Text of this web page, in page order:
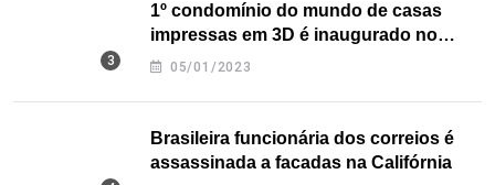
1º condomínio do mundo de casas
impressas em 3D é inaugurado no
Texas
05/01/2023
Brasileira funcionária dos correios é
assassinada a facadas na Califórnia